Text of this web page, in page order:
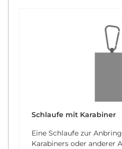
Schlaufe mit Karabiner
Eine Schlaufe zur
Karabiners oder anderer